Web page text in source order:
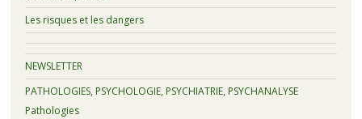
Les risques et les dangers
NEWSLETTER
PATHOLOGIES, PSYCHOLOGIE, PSYCHIATRIE, PSYCHANALYSE
Pathologies